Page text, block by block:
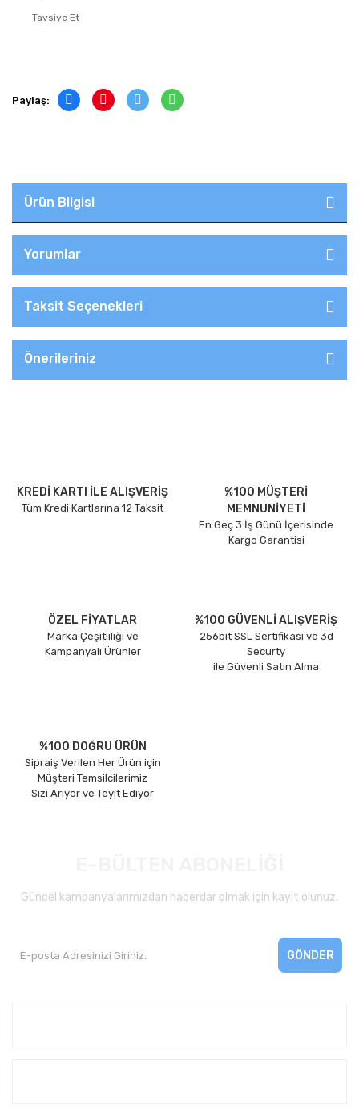
Tavsiye Et
Paylaş:
Ürün Bilgisi
Yorumlar
Taksit Seçenekleri
Önerileriniz
KREDİ KARTI İLE ALIŞVERİŞ
Tüm Kredi Kartlarına 12 Taksit
%100 MÜŞTERİ
MEMNUNİYETİ
En Geç 3 İş Günü İçerisinde
Kargo Garantisi
ÖZEL FİYATLAR
Marka Çeşitliliği ve
Kampanyalı Ürünler
%100 GÜVENLİ ALIŞVERİŞ
256bit SSL Sertifikası ve 3d
Securty
ile Güvenli Satın Alma
%100 DOĞRU ÜRÜN
Sipraiş Verilen Her Ürün için
Müşteri Temsilcilerimiz
Sizi Arıyor ve Teyit Ediyor
Güncel kampanyalarımızdan haberdar olmak için kayıt olunuz.
GÖNDER